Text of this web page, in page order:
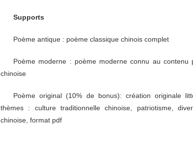
Supports
Poème antique : poème classique chinois complet
Poème moderne : poème moderne connu au
chinoise
Poème original (10% de bonus): création originale
thèmes : culture traditionnelle chinoise, patriotisme,
chinoise, format pdf